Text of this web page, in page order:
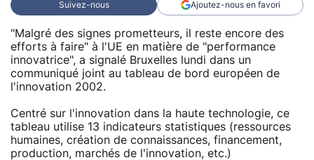
Suivez-nous Ajoutez-nous en favori
"Malgré des signes prometteurs, il reste encore des
efforts à faire" à l'UE en matière de "performance
innovatrice", a signalé Bruxelles lundi dans un
communiqué joint au tableau de bord européen de
l'innovation 2002.
Centré sur l'innovation dans la haute technologie, ce
tableau utilise 13 indicateurs statistiques (ressources
humaines, création de connaissances, financement,
production, marchés de l'innovation, etc.)